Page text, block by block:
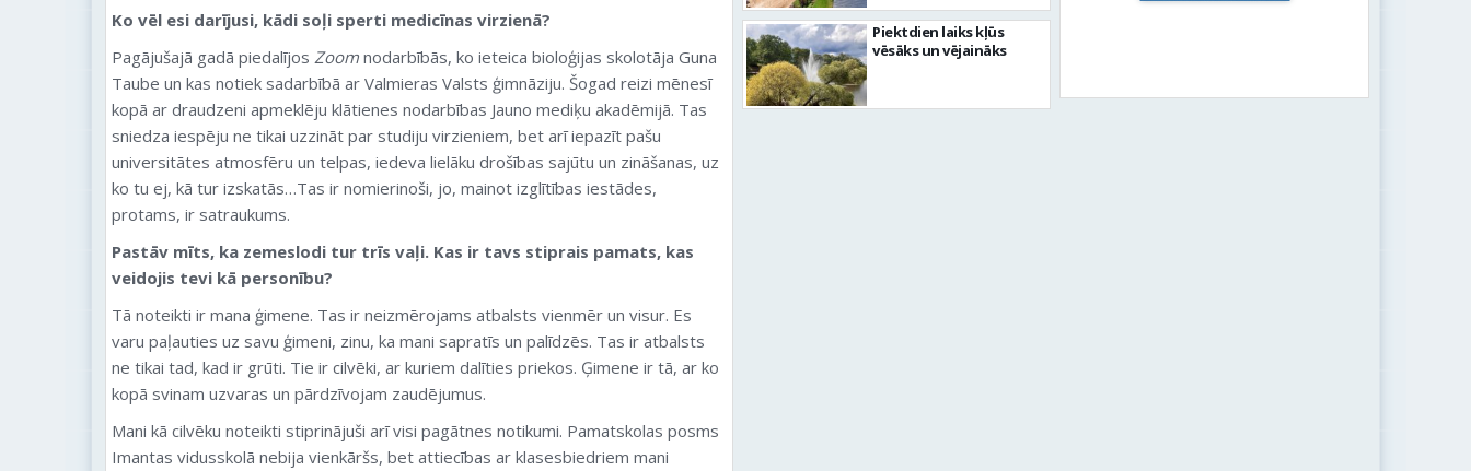
Ko vēl esi darījusi, kādi soļi sperti medicīnas virzienā?
Pagājušajā gadā piedalījos Zoom nodarbībās, ko ieteica bioloģijas skolotāja Guna
Taube un kas notiek sadarbībā ar Valmieras Valsts ģimnāziju. Šogad reizi mēnesī
kopā ar draudzeni apmeklēju klātienes nodarbības Jauno mediķu akadēmijā. Tas
sniedza iespēju ne tikai uzzināt par studiju virzieniem, bet arī iepazīt pašu
universitātes atmosfēru un telpas, iedeva lielāku drošības sajūtu un zināšanas, uz
ko tu ej, kā tur izskatās…Tas ir nomierinoši, jo, mainot izglītības iestādes,
protams, ir satraukums.
Pastāv mīts, ka zemeslodi tur trīs vaļi. Kas ir tavs stiprais pamats, kas
veidojis tevi kā personību?
Tā noteikti ir mana ģimene. Tas ir neizmērojams atbalsts vienmēr un visur. Es
varu paļauties uz savu ģimeni, zinu, ka mani sapratīs un palīdzēs. Tas ir atbalsts
ne tikai tad, kad ir grūti. Tie ir cilvēki, ar kuriem dalīties priekos. Ģimene ir tā, ar ko
kopā svinam uzvaras un pārdzīvojam zaudējumus.
Mani kā cilvēku noteikti stiprinājuši arī visi pagātnes notikumi. Pamatskolas posms
Imantas vidusskolā nebija vienkāršs, bet attiecības ar klasesbiedriem mani
Piektdien laiks kļūs
vēsāks un vējaināks